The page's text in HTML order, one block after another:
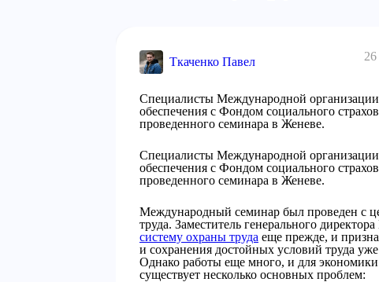
Ткаченко Павел
Специалисты Международной
обеспечения с Фондом социального
проведенного семинара в Женеве.
Специалисты Международной
обеспечения с Фондом социального
проведенного семинара в Женеве.
Международный семинар был проведен с
труда. Заместитель генерального
систему охраны труда еще прежде, и
и сохранения достойных условий труда
Однако работы еще много, и для
существует несколько основных проблем: